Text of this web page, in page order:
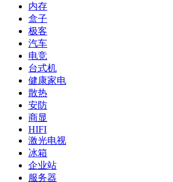
内存
盒子
极客
汽车
电竞
台式机
健康家电
散热
安防
商显
HIFI
激光电视
冰箱
企业站
服务器